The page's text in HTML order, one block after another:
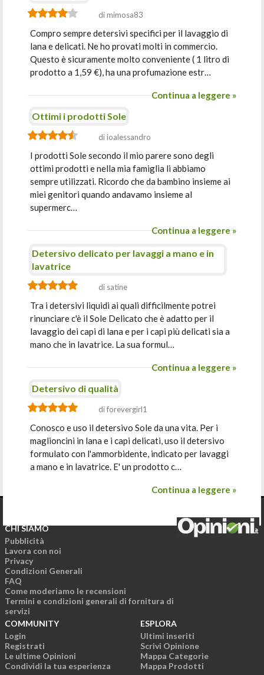
di mimosa83
Compro sempre detersivi specifici per il lavaggio di
lana e delicati. Ne ho provati molti in commercio.
Questo è sicuramente molto conveniente ( 1 litro di
prodotto a 1,59 €), ha una profumazione estr…
Continua a leggere »
Ottimi i prodotti Sole
di ioalessandro
I prodotti Sole secondo il mio parere sono degli
ottimi prodotti e nella mia famiglia li abbiamo
sempre utilizzati. Ricordo che da bambino insieme ai
miei genitori quando andavamo insieme al
supermerc…
Continua a leggere »
Detersivo delicato per lavaggi a mano e in
lavatrice
di satine
Tra i detersivi liquidi ai quali difficilmente potrei
rinunciare c'è il Sole Delicato che è adatto per il
lavaggio dei capi di lana e per i capi più delicati sia a
mano che in lavatrice. La sua formul…
Continua a leggere »
Detersivo di qualità
di forevergirl1
Conosco e uso il detersivo Sole da una vita. Per i
maglioncini in lana e i capi delicati, uso il detersivo
formulato con l'ammorbidente, indicato per lavaggi
a mano e in lavatrice. E' un prodotto c…
Continua a leggere »
CHI SIAMO
Pubblicità
Lavora con noi
Privacy
Condizioni Generali
FAQ
Come moderiamo le recensioni
Termini e condizioni generali di fornitura di
servizi
COMMUNITY
Login
Registrati
Le ultime Opinioni
Condividi la tua esperienza
ESPLORA
Ultimi inseriti
Scrivi Opinione
Mappa Categorie
Mappa Prodotti